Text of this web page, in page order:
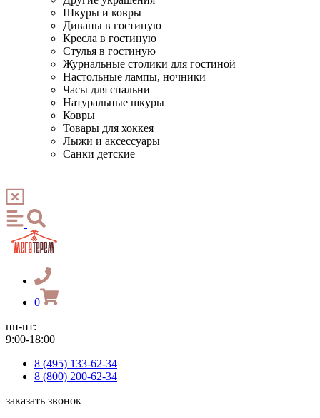
Шкуры и ковры
Диваны в гостиную
Кресла в гостиную
Стулья в гостиную
Журнальные столики для гостиной
Настольные лампы, ночники
Часы для спальни
Натуральные шкуры
Ковры
Товары для хоккея
Лыжи и аксессуары
Санки детские
0
пн-пт:
9:00-18:00
8 (495) 133-62-34
8 (800) 200-62-34
заказать звонок